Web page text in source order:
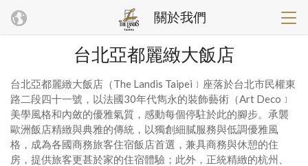
關於我們
台北亞都麗緻大飯店
台北亞都麗緻大飯店（The Landis Taipei﹞座落於台北市民權東
路二段四十一號，以法國30年代雋永的裝飾藝術（Art Deco﹞
美學風格和內斂的優雅氣質，感動每個停駐於此的腳步。承襲
歐洲飯店精緻與典雅的傳統，以獨創細膩服務與低調優雅風
格，成為各國商務旅客住宿飯店首選，兼具商務與休憩的住
房，提供旅客更甚於家的住宿體驗；此外，正統精緻的杭州、